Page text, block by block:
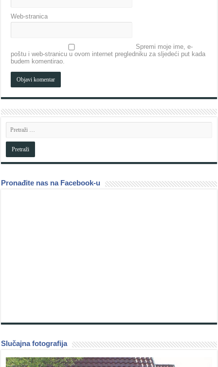
Web-stranica
Spremi moje ime, e-
poštu i web-stranicu u ovom internet pregledniku za sljedeći put kada
budem komentirao.
Pronađite nas na Facebook-u
Slučajna fotografija